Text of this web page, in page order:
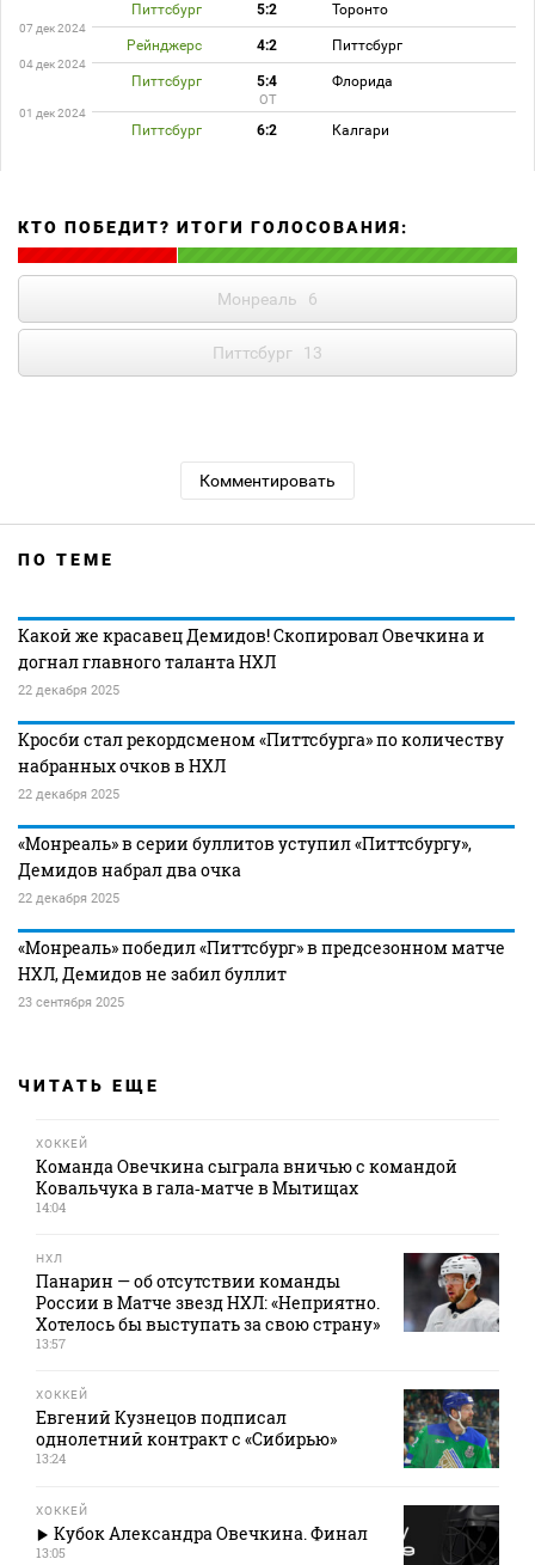
Питтсбург 5:2 Торонто
07 дек 2024
Рейнджерс 4:2 Питтсбург
04 дек 2024
Питтсбург 5:4 Флорида
ОТ
01 дек 2024
Питтсбург 6:2 Калгари
КТО ПОБЕДИТ? ИТОГИ ГОЛОСОВАНИЯ:
Монреаль 6
Питтсбург 13
Комментировать
ПО ТЕМЕ
Какой же красавец Демидов! Скопировал Овечкина и
догнал главного таланта НХЛ
22 декабря 2025
Кросби стал рекордсменом «Питтсбурга» по количеству
набранных очков в НХЛ
22 декабря 2025
«Монреаль» в серии буллитов уступил «Питтсбургу»,
Демидов набрал два очка
22 декабря 2025
«Монреаль» победил «Питтсбург» в предсезонном матче
НХЛ, Демидов не забил буллит
23 сентября 2025
ЧИТАТЬ ЕЩЕ
ХОККЕЙ
Команда Овечкина сыграла вничью с командой
Ковальчука в гала‑матче в Мытищах
14:04
НХЛ
Панарин — об отсутствии команды
России в Матче звезд НХЛ: «Неприятно.
Хотелось бы выступать за свою страну»
13:57
ХОККЕЙ
Евгений Кузнецов подписал
однолетний контракт с «Сибирью»
13:24
ХОККЕЙ
Кубок Александра Овечкина. Финал
13:05